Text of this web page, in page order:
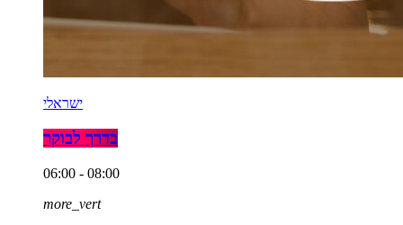
ישראלי
בדרך לבוקר
06:00 - 08:00
more_vert